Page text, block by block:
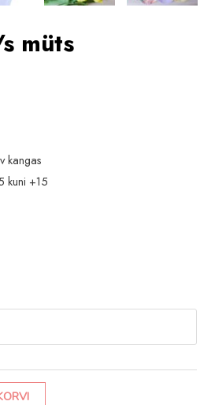
müts
kangas
kuni +15